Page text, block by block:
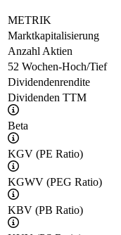
METRIK
Marktkapitalisierung
Anzahl Aktien
52 Wochen-Hoch/Tief
Dividendenrendite
Dividenden TTM
Beta
KGV (PE Ratio)
KGWV (PEG Ratio)
KBV (PB Ratio)